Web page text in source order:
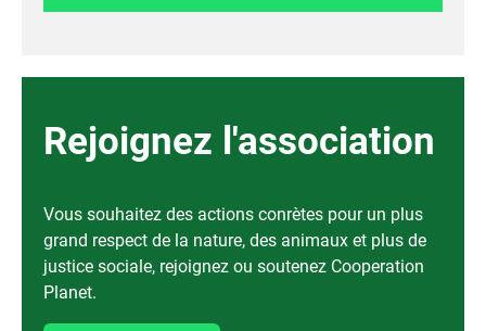
Rejoignez l'association
Vous souhaitez des actions conrètes pour un plus
grand respect de la nature, des animaux et plus de
justice sociale, rejoignez ou soutenez Cooperation
Planet.